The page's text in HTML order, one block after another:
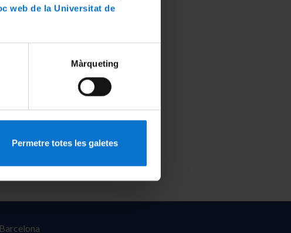
web de la Universitat de
Màrqueting
Permetre totes les galetes